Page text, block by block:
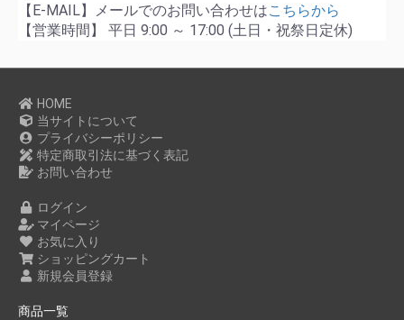
【E-MAIL】メールでのお問い合わせはこちらから
【営業時間】 平日 9:00 ～ 17:00 (土日・祝祭日定休)
HOME
当サイトについて
プライバシーポリシー
特定商取引法に基づく表記
お問い合わせ
ログイン
マイページ
お気に入り
ショッピングカート
新規会員登録
商品一覧